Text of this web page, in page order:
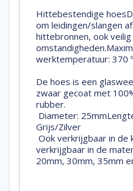
Hittebestendige
om leidingen/slangen
hittebronnen, ook
werktemperatuur: 370
De hoes is een
zwaar gecoat met
rubber.
Diameter:
Grijs/Zilver
Ook verkrijgbaar in de
verkrijgbaar in de
20mm, 30mm, 35mm